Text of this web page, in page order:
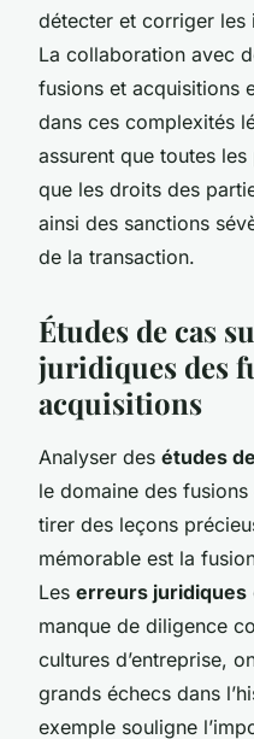
détecter et corriger les
La collaboration avec
fusions et acquisitions
dans ces complexités
assurent que toutes
que les droits des
ainsi des sanctions
de la transaction.
Études de cas
juridiques des
acquisitions
Analyser des études
le domaine des
tirer des leçons
mémorable est la
Les erreurs juridiques
manque de diligence
cultures d’entreprise,
grands échecs dans
exemple souligne